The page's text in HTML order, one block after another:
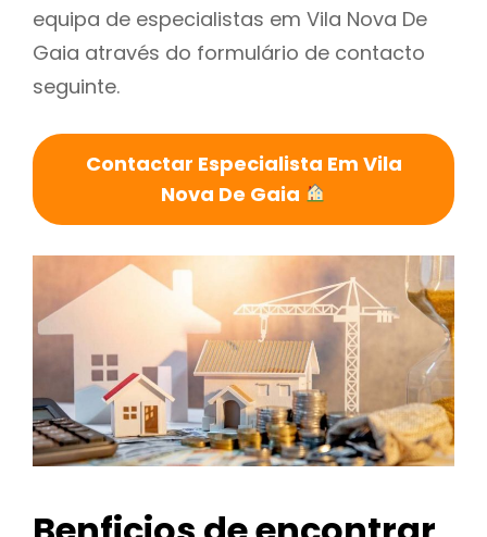
equipa de especialistas em Vila Nova De
Gaia através do formulário de contacto
seguinte.
Contactar Especialista Em Vila
Nova De Gaia